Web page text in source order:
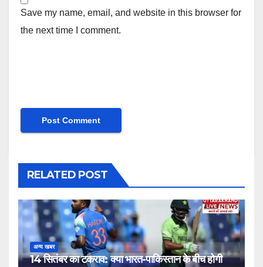
Save my name, email, and website in this browser for
the next time I comment.
RELATED POST
अन्य खबर
14 सितंबर का टकराव: क्या भारत-पाकिस्तान के बीच होगी